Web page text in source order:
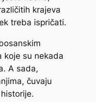
krajeva
treba ispričati.
koje su nekada
A sada,
čuvaju